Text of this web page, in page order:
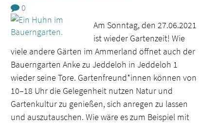
0
Am Sonntag, den 27.06.2021
ist wieder Gartenzeit! Wie
viele andere Gärten im Ammerland öffnet auch der
Bauerngarten Anke zu Jeddeloh in Jeddeloh 1
wieder seine Tore. Gartenfreund*innen können von
10–18 Uhr die Gelegenheit nutzen Natur und
Gartenkultur zu genießen, sich anregen zu lassen
und auszutauschen. Wie wäre es zum Beispiel mit